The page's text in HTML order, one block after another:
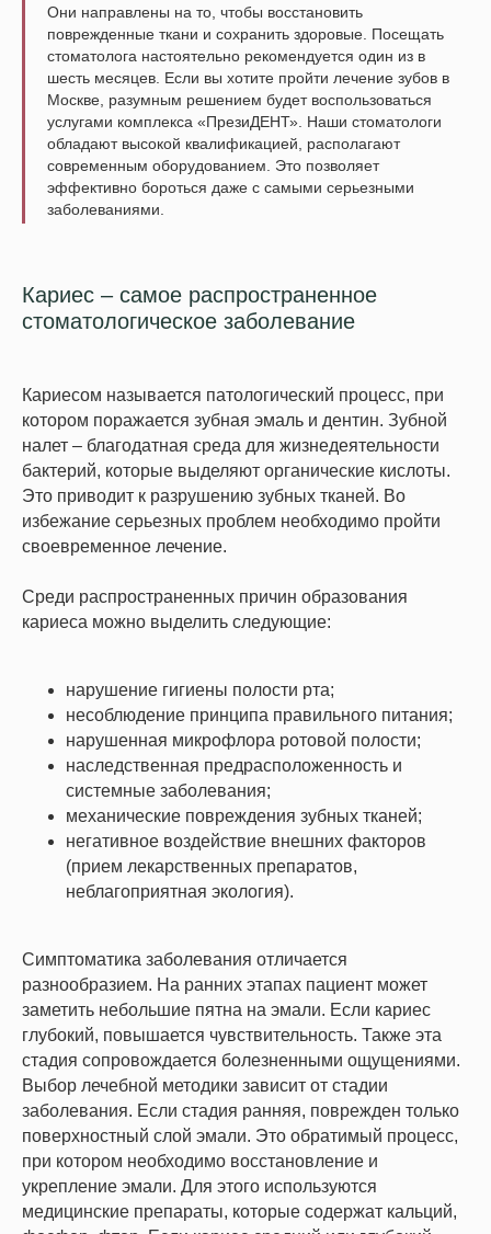
Они направлены на то, чтобы восстановить
поврежденные ткани и сохранить здоровые. Посещать
стоматолога настоятельно рекомендуется один из в
шесть месяцев. Если вы хотите пройти лечение зубов в
Москве, разумным решением будет воспользоваться
услугами комплекса «ПрезиДЕНТ». Наши стоматологи
обладают высокой квалификацией, располагают
современным оборудованием. Это позволяет
эффективно бороться даже с самыми серьезными
заболеваниями.
Кариес – самое распространенное
стоматологическое заболевание
Кариесом называется патологический процесс, при
котором поражается зубная эмаль и дентин. Зубной
налет – благодатная среда для жизнедеятельности
бактерий, которые выделяют органические кислоты.
Это приводит к разрушению зубных тканей. Во
избежание серьезных проблем необходимо пройти
своевременное лечение.
Среди распространенных причин образования
кариеса можно выделить следующие:
нарушение гигиены полости рта;
несоблюдение принципа правильного питания;
нарушенная микрофлора ротовой полости;
наследственная предрасположенность и
системные заболевания;
механические повреждения зубных тканей;
негативное воздействие внешних факторов
(прием лекарственных препаратов,
неблагоприятная экология).
Симптоматика заболевания отличается
разнообразием. На ранних этапах пациент может
заметить небольшие пятна на эмали. Если кариес
глубокий, повышается чувствительность. Также эта
стадия сопровождается болезненными ощущениями.
Выбор лечебной методики зависит от стадии
заболевания. Если стадия ранняя, поврежден только
поверхностный слой эмали. Это обратимый процесс,
при котором необходимо восстановление и
укрепление эмали. Для этого используются
медицинские препараты, которые содержат кальций,